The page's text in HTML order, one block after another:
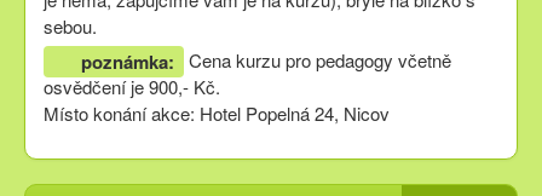
sebou.
poznámka:
Cena kurzu pro pedagogy včetně
osvědčení je 900,- Kč.
Místo konání akce: Hotel Popelná 24, Nicov